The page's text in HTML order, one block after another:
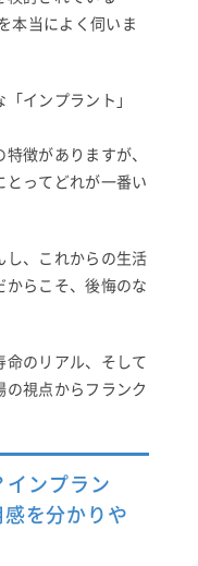
本当によく伺いま
インプラント」
徴がありますが、
とってどれが一番い
し、これからの生活
からこそ、後悔のな
命のリアル、そして
の視点からフランク
インプラン
感を分かりや